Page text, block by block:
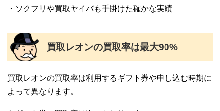
・ソクフリや買取ヤイバも手掛けた確かな実績
買取レオンの買取率は最大90%
買取レオンの買取率は利用するギフト券や申し込む時期に
よって異なります。